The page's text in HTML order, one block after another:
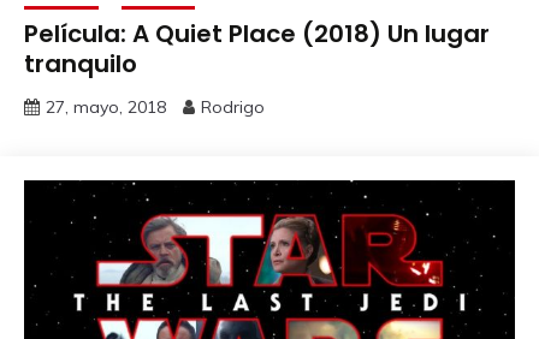
Película: A Quiet Place (2018) Un lugar
tranquilo
27, mayo, 2018 Rodrigo